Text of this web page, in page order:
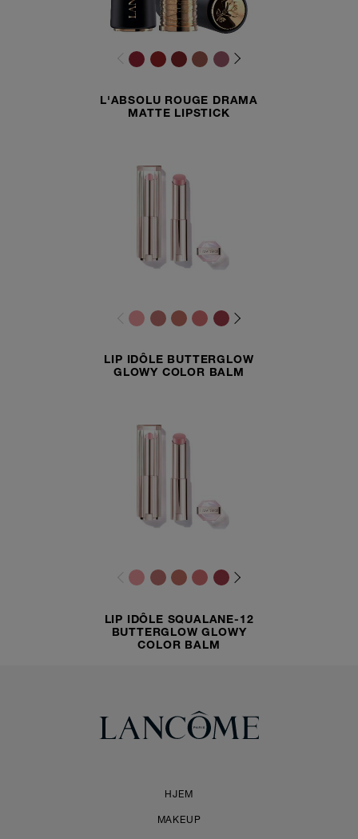
L'ABSOLU ROUGE DRAMA
MATTE LIPSTICK
LIP IDÔLE BUTTERGLOW
GLOWY COLOR BALM
LIP IDÔLE SQUALANE-12
BUTTERGLOW GLOWY
COLOR BALM
HJEM
MAKEUP